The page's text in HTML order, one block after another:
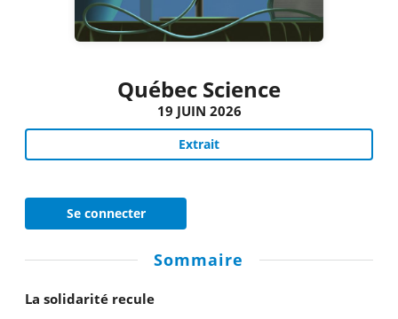
Québec Science
19 JUIN 2026
Extrait
Se connecter
Sommaire
La solidarité recule